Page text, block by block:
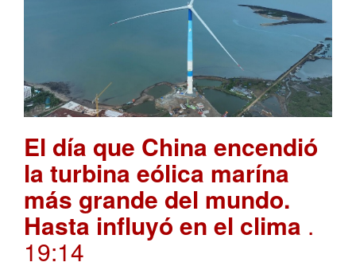
El día que China encendió
la turbina eólica marína
más grande del mundo.
Hasta influyó en el clima .
19:14